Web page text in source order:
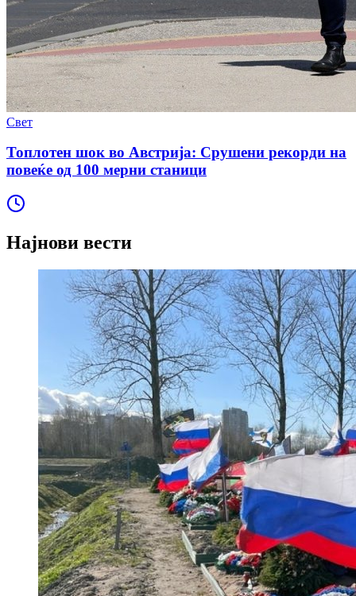
Свет
Топлотен шок во Австрија: Срушени рекорди на
повеќе од 100 мерни станици
Најнови вести